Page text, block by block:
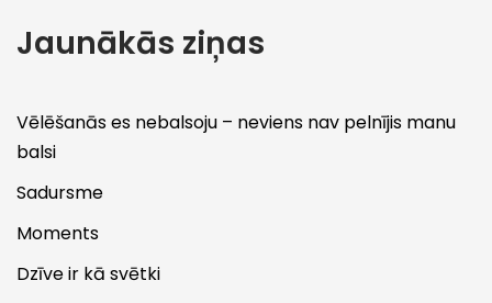
Jaunākās ziņas
Vēlēšanās es nebalsoju – neviens nav pelnījis manu
balsi
Sadursme
Moments
Dzīve ir kā svētki